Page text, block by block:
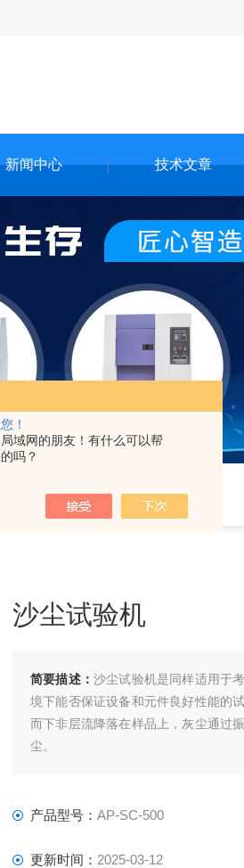
！
域网的朋友！有什么可以帮
吗？
新闻中心 技术文章
蒸汽老化试验机、跌落试验机、插拔力试验机、按健寿命试验机、纸带耐磨擦试验机、工业烘烤箱
沙尘试验机
简要描述： 沙尘试验机是同样适用于
境下能否保证设备和元件良好性能的
而下非层流降落在样品上，灰尘通过
尘。
产品型号： AP-SC-500
更新时间： 2025-03-12